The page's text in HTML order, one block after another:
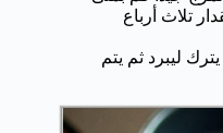
تلاث أرباع
وبعدها يترك ليبرد ثم يتم